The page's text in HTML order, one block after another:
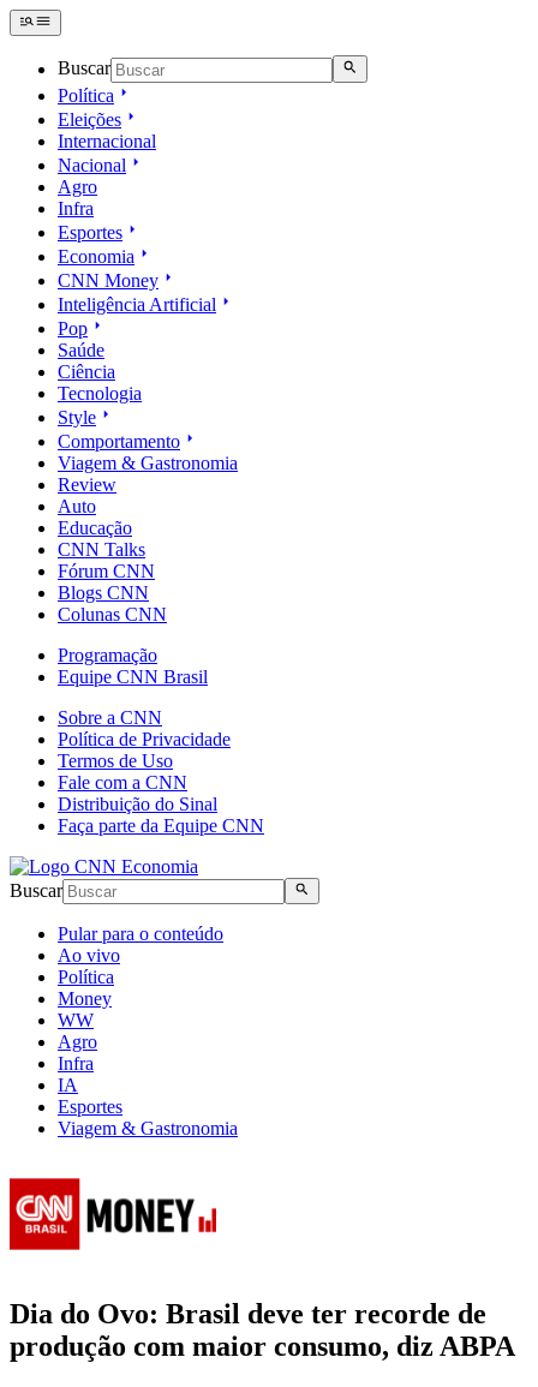
Buscar
Política
Eleições
Internacional
Nacional
Agro
Infra
Esportes
Economia
CNN Money
Inteligência Artificial
Pop
Saúde
Ciência
Tecnologia
Style
Comportamento
Viagem & Gastronomia
Review
Auto
Educação
CNN Talks
Fórum CNN
Blogs CNN
Colunas CNN
Programação
Equipe CNN Brasil
Sobre a CNN
Política de Privacidade
Termos de Uso
Fale com a CNN
Distribuição do Sinal
Faça parte da Equipe CNN
Buscar
Pular para o conteúdo
Ao vivo
Política
Money
WW
Agro
Infra
IA
Esportes
Viagem & Gastronomia
Dia do Ovo: Brasil deve ter recorde de
produção com maior consumo, diz ABPA